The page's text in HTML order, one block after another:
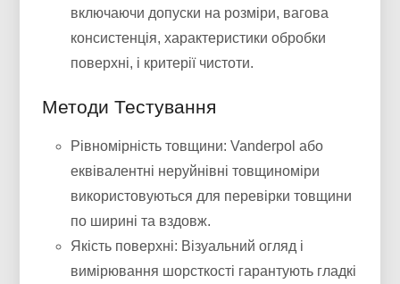
включаючи допуски на розміри, вагова
консистенція, характеристики обробки
поверхні, і критерії чистоти.
Методи Тестування
Рівномірність товщини: Vanderpol або
еквівалентні неруйнівні товщиноміри
використовуються для перевірки товщини
по ширині та вздовж.
Якість поверхні: Візуальний огляд і
вимірювання шорсткості гарантують гладкі